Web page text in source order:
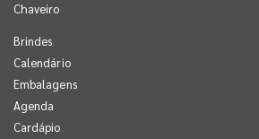
Chaveiro
Brindes
Calendário
Embalagens
Agenda
Cardápio